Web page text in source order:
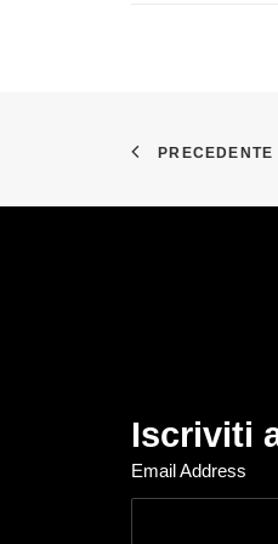
PRECEDENTE
Iscriviti
Email Address